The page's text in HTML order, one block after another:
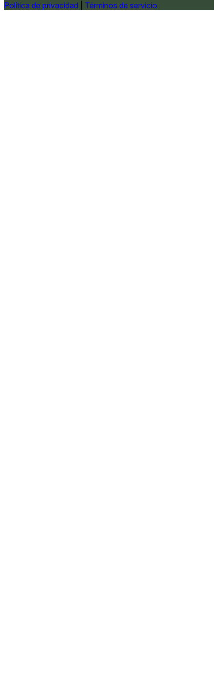
Política de privacidad
Términos de servicio